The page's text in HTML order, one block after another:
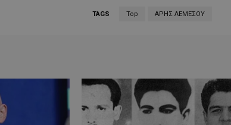
TAGS Top ΑΡΗΣ ΛΕΜΕΣΟΥ